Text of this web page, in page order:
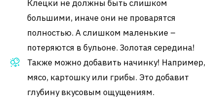
Клецки не должны быть слишком
большими, иначе они не проварятся
полностью. А слишком маленькие –
потеряются в бульоне. Золотая середина!
Также можно добавить начинку! Например,
мясо, картошку или грибы. Это добавит
глубину вкусовым ощущениям.